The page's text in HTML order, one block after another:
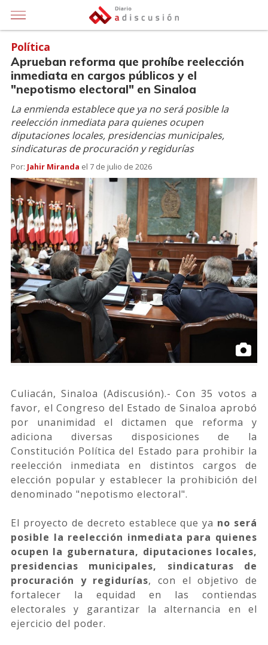
Política
Aprueban reforma que prohíbe reelección
inmediata en cargos públicos y el
"nepotismo electoral" en Sinaloa
La enmienda establece que ya no será posible la
reelección inmediata para quienes ocupen
diputaciones locales, presidencias municipales,
sindicaturas de procuración y regidurías
Por: Jahir Miranda el 7 de julio de 2026
Culiacán, Sinaloa (Adiscusión).- Con 35 votos a
favor, el Congreso del Estado de Sinaloa aprobó
por unanimidad el dictamen que reforma y
adiciona diversas disposiciones de la
Constitución Política del Estado para prohibir la
reelección inmediata en distintos cargos de
elección popular y establecer la prohibición del
denominado "nepotismo electoral".
El proyecto de decreto establece que ya no será
posible la reelección inmediata para quienes
ocupen la gubernatura, diputaciones locales,
presidencias municipales, sindicaturas de
procuración y regidurías, con el objetivo de
fortalecer la equidad en las contiendas
electorales y garantizar la alternancia en el
ejercicio del poder.